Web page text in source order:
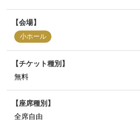
会場
小ホール
チケット種別
無料
座席種別
全席自由